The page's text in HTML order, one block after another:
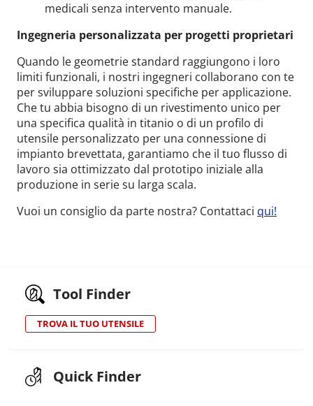
medicali senza intervento manuale.
Ingegneria personalizzata per progetti proprietari
Quando le geometrie standard raggiungono i loro
limiti funzionali, i nostri ingegneri collaborano con te
per sviluppare soluzioni specifiche per applicazione.
Che tu abbia bisogno di un rivestimento unico per
una specifica qualità in titanio o di un profilo di
utensile personalizzato per una connessione di
impianto brevettata, garantiamo che il tuo flusso di
lavoro sia ottimizzato dal prototipo iniziale alla
produzione in serie su larga scala.
Vuoi un consiglio da parte nostra? Contattaci qui!
Tool Finder
TROVA IL TUO UTENSILE
Quick Finder